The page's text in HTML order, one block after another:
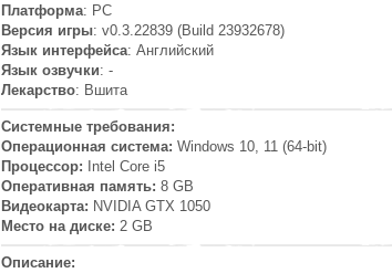
Платформа: PC
Версия игры: v0.3.22839 (Build 23932678)
Язык интерфейса: Английский
Язык озвучки: -
Лекарство: Вшита
Системные требования:
Операционная система: Windows 10, 11 (64-bit)
Процессор:
Intel Core i5
Оперативная память: 8 GB
Видеокарта: NVIDIA GTX 1050
Место на диске: 2 GB
Описание: